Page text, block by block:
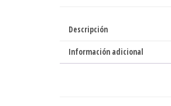
Descripción
Información adicional